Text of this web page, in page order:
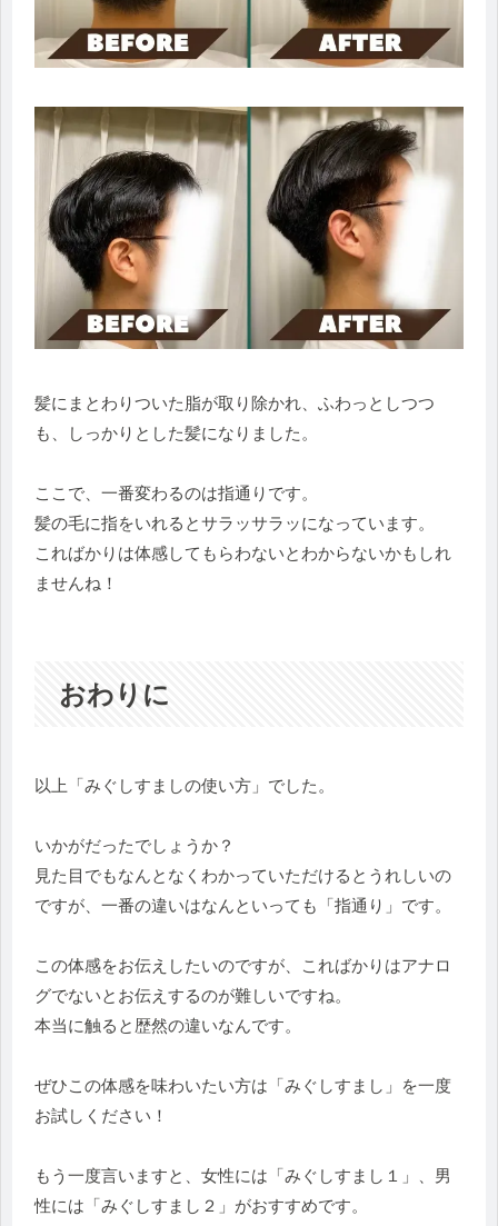
髪にまとわりついた脂が取り除かれ、ふわっとしつつ
も、しっかりとした髪になりました。
ここで、一番変わるのは指通りです。
髪の毛に指をいれるとサラッサラッになっています。
こればかりは体感してもらわないとわからないかもしれ
ませんね！
おわりに
以上「みぐしすましの使い方」でした。
いかがだったでしょうか？
見た目でもなんとなくわかっていただけるとうれしいの
ですが、一番の違いはなんといっても「指通り」です。
この体感をお伝えしたいのですが、こればかりはアナロ
グでないとお伝えするのが難しいですね。
本当に触ると歴然の違いなんです。
ぜひこの体感を味わいたい方は「みぐしすまし」を一度
お試しください！
もう一度言いますと、女性には「みぐしすまし１」、男
性には「みぐしすまし２」がおすすめです。